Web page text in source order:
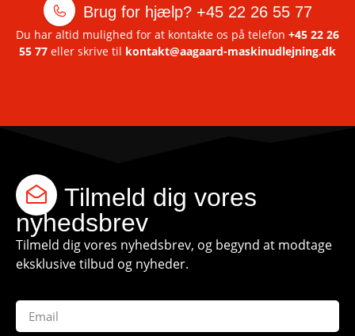
Brug for hjælp? +45 22 26 55 77
Du har altid mulighed for at kontakte os på telefon +45 22 26
55 77 eller skrive til kontakt@aagaard-maskinudlejning.dk
Tilmeld dig vores
nyhedsbrev
Tilmeld dig vores nyhedsbrev, og begynd at modtage
eksklusive tilbud og nyheder.